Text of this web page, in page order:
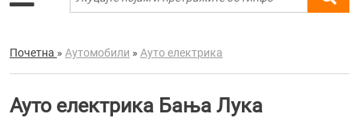
Почетна » Аутомобили » Ауто електрика
Ауто електрика Бања Лука